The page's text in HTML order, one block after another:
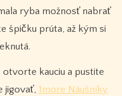
ryba možnosť nabrať
špičku prúta, až kým si
kauciu a pustite
jigovať, 1more Náušníky